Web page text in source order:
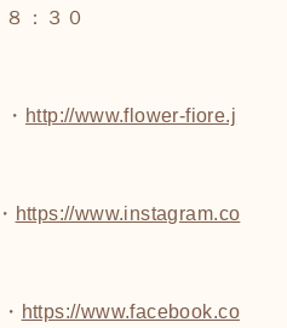
：３０
http://www.flower-fiore.j
https://www.instagram.co
https://www.facebook.co